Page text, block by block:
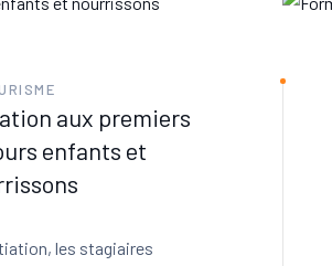
aux premiers
enfants et
les stagiaires